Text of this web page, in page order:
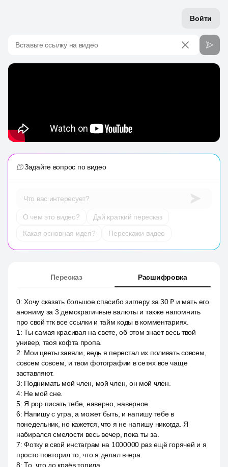
Войти
Вставьте ссылку на видео
Задайте вопрос по видео
Что вас интересует?
О чем это видео?
Дай краткий пересказ
Какая основная идея?
Перескажи видео
Пересказ Расшифровка
0:Хочу сказать большое спасибо зиглеру за 30 ₽ и мать его
анониму за 3 демократичные валюты и также напомнить
про свой тгк все ссылки и тайм коды в комментариях.
1 :Ты самая красивая на свете, об этом знает весь твой
универ, твоя кофта пропа.
2: Мои цветы завяли, ведь я перестал их поливать совсем,
совсем совсем, и твои фотографии в сетях все чаще
заставляют.
3: Поднимать мой член, мой член, он мой член.
4: Не мой сне.
5: Я pop писать тебе, наверно, наверное.
6: Напишу с утра, а может быть, и напишу тебе в
понедельник, но кажется, что я не напишу никогда. Я
набирался смелости весь вечер, пока ты за.
7:Фотку в свой инстаграм на 1000000 раз ещё горячей и я
просто повторил то, что я делал вчера.
8:То, что до краёв топила.